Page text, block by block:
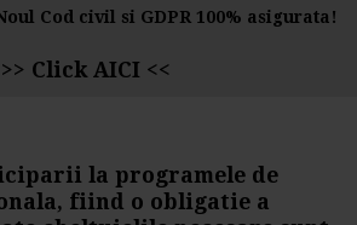
Cod civil si GDPR 100% asigurata!
>> Click AICI <<
la programele de
fiind o obligatie a